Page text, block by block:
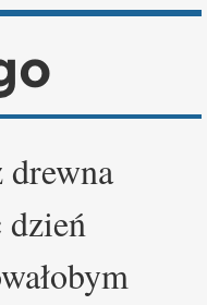
dzień